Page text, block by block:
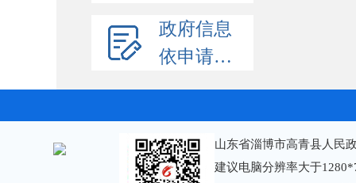
政府信息
依申请公开
山东省淄博市高青县人民
建议电脑分辨率大于